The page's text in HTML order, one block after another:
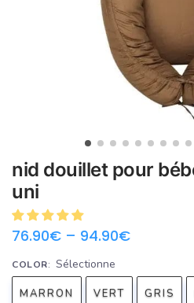
nid douillet pour
uni
76.90€ – 94.90€
COLOR: Sélectionne
MARRON VERT GRIS